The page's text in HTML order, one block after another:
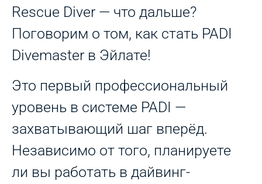
Rescue Diver — что дальше?
Поговорим о том, как стать PADI
Divemaster в Эйлате!
Это первый профессиональный
уровень в системе PADI —
захватывающий шаг вперёд.
Независимо от того, планируете
ли вы работать в дайвинг-